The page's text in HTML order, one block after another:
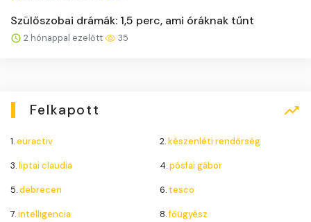
Szülőszobai drámák: 1,5 perc, ami óráknak tűnt
2 hónappal ezelőtt 35
Felkapott
1.euractiv 2.készenléti rendőrség
3.liptai claudia 4.pósfai gábor
5.debrecen 6. tesco
7.intelligencia 8.főügyész